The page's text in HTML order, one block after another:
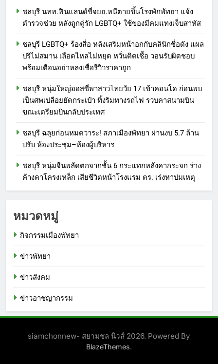
ชลบุรี นทท.ฟินแลนด์ขี่จยย.หนีตายขึ้นโรงพักพัทยา แจ้ง
ตำรวจช่วย หลังถูกคู่รัก LGBTQ+ ใช้ของมีคมแทงเจ็บสาหัส
ชลบุรี LGBTQ+ ร้องสื่อ หลังเสริมหน้าอกกับคลินิกชื่อดัง แผล
ปริไม่สมาน เลือดไหลไม่หยุด หวั่นติดเชื้อ วอนรับผิดชอบ
พร้อมเตือนอย่าหลงเชื่อรีวิวราคาถูก
ชลบุรี หนุ่มใหญ่ออสซี่พาสาวไทยวัย 17 เข้าคอนโด ก่อนพบ
เป็นศพเปลือยยัดกระเป๋า ทิ้งริมทางรถไฟ รวบคาสนามบิน
ขณะเตรียมบินกลับประเทศ
ชลบุรี ฉลุยก่อนหมดวาระ! สภาเมืองพัทยา ผ่านงบ 5.7 ล้าน
ปรับ ห้องประชุม–ห้องผู้บริหาร
ชลบุรี หนุ่มจีนพลัดตกจากชั้น 6 กระแทกหลังคากระจก ร่าง
ค้างคาโครงเหล็ก เสียชีวิตหน้าโรงแรม ตร. เร่งหาปมเหตุ
หมวดหมู่
กิจกรรมเมืองพัทยา
ข่าวพัทยา
ข่าวสังคม
ข่าวอาชญากรรม
siamchonnew- สยามชล นิวส์ 2026. Powered By
BlazeThemes.